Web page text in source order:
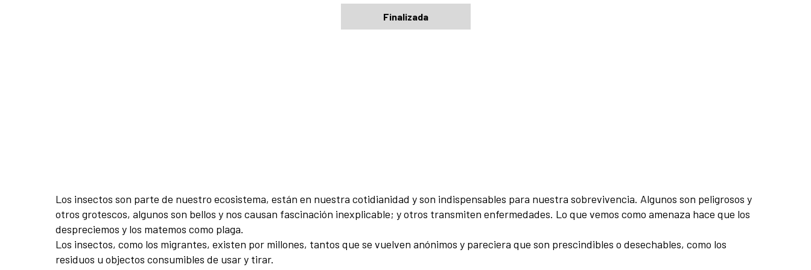
Finalizada
Los insectos son parte de nuestro ecosistema, están en nuestra cotidianidad y son indispensables para nuestra sobrevivencia. Algunos son peligrosos y
otros grotescos, algunos son bellos y nos causan fascinación inexplicable; y otros transmiten enfermedades. Lo que vemos como amenaza hace que los
despreciemos y los matemos como plaga.
Los insectos, como los migrantes, existen por millones, tantos que se vuelven anónimos y pareciera que son prescindibles o desechables, como los
residuos u objectos consumibles de usar y tirar.